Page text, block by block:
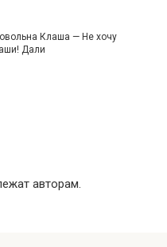
Клаша — Не хочу
Дали
авторам.